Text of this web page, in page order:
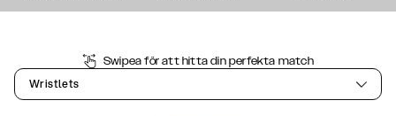
Swipea för att hitta din perfekta match
Wristlets